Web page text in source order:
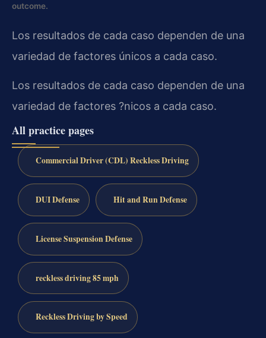
outcome.
Los resultados de cada caso dependen de una
variedad de factores únicos a cada caso.
Los resultados de cada caso dependen de una
variedad de factores ?nicos a cada caso.
All practice pages
Commercial Driver (CDL) Reckless Driving
DUI Defense Hit and Run Defense
License Suspension Defense
reckless driving 85 mph
Reckless Driving by Speed